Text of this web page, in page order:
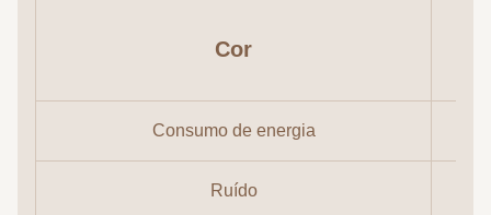
Cor
Consumo de energia
Ruído